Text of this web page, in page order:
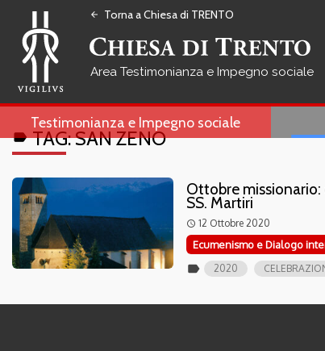
arrow_back Torna a Chiesa di TRENTO
Testimonianza e Impegno sociale
Testimonianza e Impegno sociale
labelTAG:SAN ZENO
Ottobre missionario:
SS. Martiri
access_time 12 Ottobre 2020
Ecumenismo e Dialogo
label 2020